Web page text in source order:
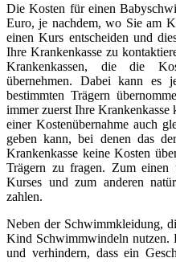
Die Kosten für einen
Euro, je nachdem, wo Sie am
einen Kurs entscheiden und
Ihre Krankenkasse zu
Krankenkassen, die die
übernehmen. Dabei kann es
bestimmten Trägern
immer zuerst Ihre
einer Kostenübernahme auch
geben kann, bei denen das
Krankenkasse keine Kosten
Trägern zu fragen. Zum einen
Kurses und zum anderen
zahlen.
Neben der Schwimmkleidung,
Kind Schwimmwindeln nutzen.
und verhindern, dass ein